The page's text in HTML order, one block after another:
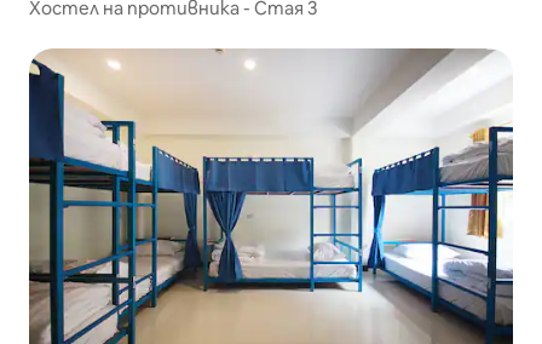
Хостел на противника - Стая 3